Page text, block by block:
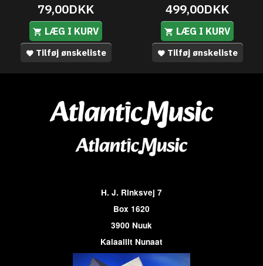
79,00DKK
LÆG I KURV
Tilføj ønskeliste
499,00DKK
LÆG I KURV
Tilføj ønskeliste
H. J. Rinksvej 7
Box 1620
3900 Nuuk
Kalaallit Nunaat